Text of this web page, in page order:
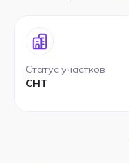
Статус участков
СНТ